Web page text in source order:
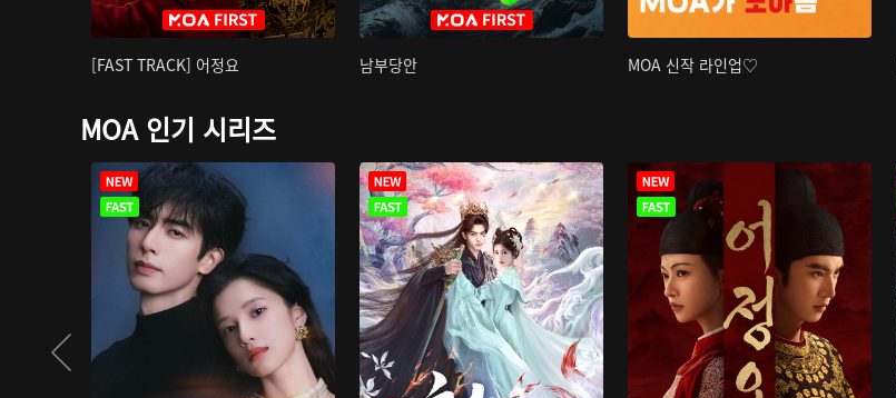
[FAST TRACK] 어정요 남부당안 MOA 신작 라인업♡
MOA 인기 시리즈